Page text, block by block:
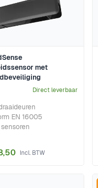
met
Direct leverbaar
EN 16005